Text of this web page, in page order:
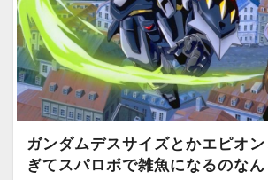
ガンダムデスサイズとかエピオ
ぎてスパロボで雑魚になるのな